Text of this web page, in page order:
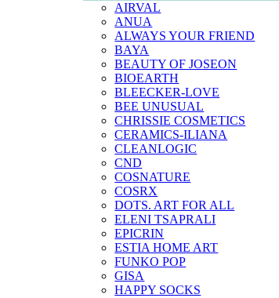
AIRVAL
ANUA
ALWAYS YOUR FRIEND
BAYA
BEAUTY OF JOSEON
BIOEARTH
BLEECKER-LOVE
BEE UNUSUAL
CHRISSIE COSMETICS
CERAMICS-ILIANA
CLEANLOGIC
CND
COSNATURE
COSRX
DOTS. ART FOR ALL
ELENI TSAPRALI
EPICRIN
ESTIA HOME ART
FUNKO POP
GISA
HAPPY SOCKS